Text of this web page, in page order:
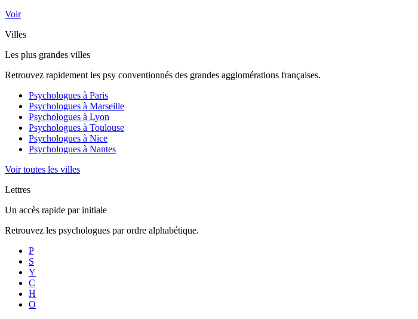
Voir
Villes
Les plus grandes villes
Retrouvez rapidement les psy conventionnés des grandes agglomérations françaises.
Psychologues à Paris
Psychologues à Marseille
Psychologues à Lyon
Psychologues à Toulouse
Psychologues à Nice
Psychologues à Nantes
Voir toutes les villes
Lettres
Un accès rapide par initiale
Retrouvez les psychologues par ordre alphabétique.
P
S
Y
C
H
O